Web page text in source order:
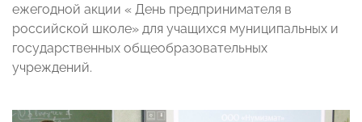
ежегодной акции « День предпринимателя в
российской школе» для учащихся муниципальных и
государственных общеобразовательных
учреждений.